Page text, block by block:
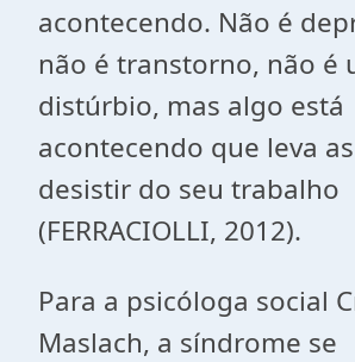
acontecendo. Não é
não é transtorno, não é
distúrbio, mas algo está
acontecendo que leva
desistir do seu trabalho
(FERRACIOLLI, 2012).
Para a psicóloga social
Maslach, a síndrome se